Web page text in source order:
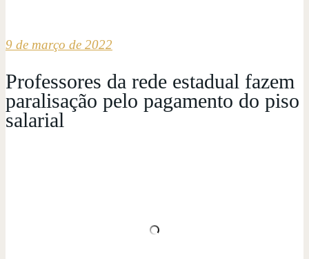
9 de março de 2022
Professores da rede estadual fazem
paralisação pelo pagamento do piso
salarial